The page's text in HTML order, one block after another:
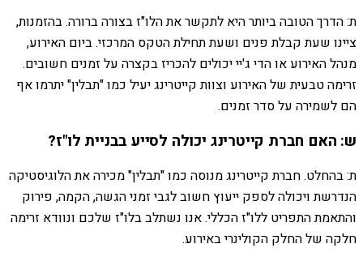
ת: הדרך הטובה ביותר היא לתקשר את הלו"ז בצורה ברורה. בהזמנות,
ציינו שעת קבלת פנים ושעת תחילת הטקס המרכזי. ביום האירוע,
מנהל האירוע או הדי ג'יי יכולים להכריז בקצרה על זמנים חשובים.
זרימה טבעית של האירוע וצוות קייטרינג יעיל כמו "תבלין" יתרמו אף
הם לשמירה על סדר זמנים.
ש: האם חברת קייטרינג יכולה לסייע בבניית לו"ז?
ת: בהחלט. חברת קייטרינג מנוסה כמו "תבלין" מכירה את הלוגיסטיקה
הנדרשת ויכולה לספק ייעוץ חשוב לגבי זמני הגשה, הקמה, פירוק
והתאמת התפריט ללו"ז הכללי. אנו נשתלב בלו"ז שלכם ונוודא זרימה
חלקה של החלק הקולינרי באירוע.